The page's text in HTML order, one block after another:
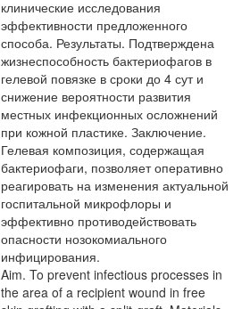
клинические исследования
эффективности предложенного
способа. Результаты. Подтверждена
жизнеспособность бактериофагов в
гелевой повязке в сроки до 4 сут и
снижение вероятности развития
местных инфекционных осложнений
при кожной пластике. Заключение.
Гелевая композиция, содержащая
бактериофаги, позволяет оперативно
реагировать на изменения актуальной
госпитальной микрофлоры и
эффективно противодействовать
опасности нозокомиального
инфицирования.
Aim. To prevent infectious processes in
the area of a recipient wound in free